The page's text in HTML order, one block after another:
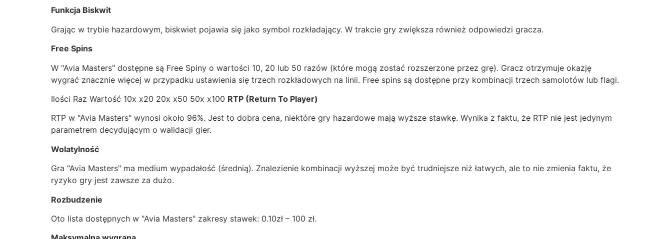
Funkcja Biskwit
Grając w trybie hazardowym, biskwiet pojawia się jako symbol rozkładający. W trakcie gry zwiększa również odpowiedzi gracza.
Free Spins
W "Avia Masters" dostępne są Free Spiny o wartości 10, 20 lub 50 razów (które mogą zostać rozszerzone przez grę). Gracz otrzymuje okazję
wygrać znacznie więcej w przypadku ustawienia się trzech rozkładowych na linii. Free spins są dostępne przy kombinacji trzech samolotów lub flagi.
Ilości Raz Wartość 10x x20 20x x50 50x x100 RTP (Return To Player)
RTP w "Avia Masters" wynosi około 96%. Jest to dobra cena, niektóre gry hazardowe mają wyższe stawkę. Wynika z faktu, że RTP nie jest jedynym
parametrem decydującym o walidacji gier.
Wolatylność
Gra "Avia Masters" ma medium wypadałość (średnią). Znalezienie kombinacji wyższej może być trudniejsze niż łatwych, ale to nie zmienia faktu, że
ryzyko gry jest zawsze za dużo.
Rozbudzenie
Oto lista dostępnych w "Avia Masters" zakresy stawek: 0.10zł – 100 zł.